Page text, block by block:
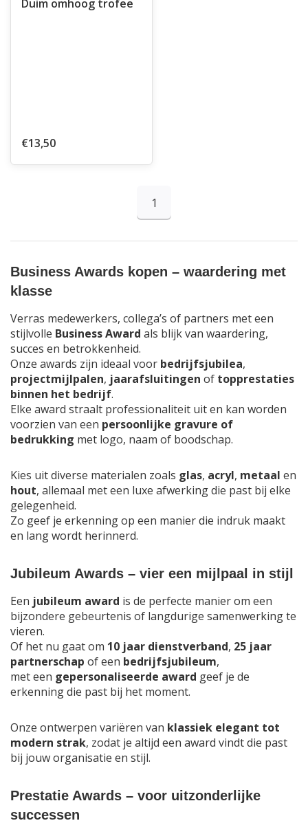
Duim omhoog trofee
€13,50
1
Business Awards kopen – waardering met
klasse
Verras medewerkers, collega’s of partners met een
stijlvolle Business Award als blijk van waardering,
succes en betrokkenheid.
Onze awards zijn ideaal voor bedrijfsjubilea,
projectmijlpalen, jaarafsluitingen of topprestaties
binnen het bedrijf.
Elke award straalt professionaliteit uit en kan worden
voorzien van een persoonlijke gravure of
bedrukking met logo, naam of boodschap.
Kies uit diverse materialen zoals glas, acryl, metaal en
hout, allemaal met een luxe afwerking die past bij elke
gelegenheid.
Zo geef je erkenning op een manier die indruk maakt
en lang wordt herinnerd.
Jubileum Awards – vier een mijlpaal in stijl
Een jubileum award is de perfecte manier om een
bijzondere gebeurtenis of langdurige samenwerking te
vieren.
Of het nu gaat om 10 jaar dienstverband, 25 jaar
partnerschap of een bedrijfsjubileum,
met een gepersonaliseerde award geef je de
erkenning die past bij het moment.
Onze ontwerpen variëren van klassiek elegant tot
modern strak, zodat je altijd een award vindt die past
bij jouw organisatie en stijl.
Prestatie Awards – voor uitzonderlijke
successen